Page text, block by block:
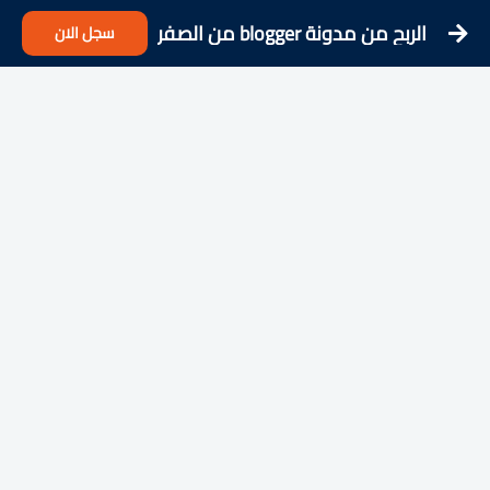
الربح من مدونة blogger من الصفر سجل الان